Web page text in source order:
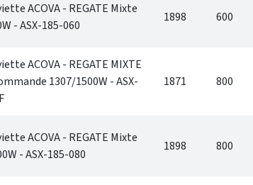
ACOVA - REGATE Mixte
- ASX-185-060
1898 600
ACOVA - REGATE MIXTE
1307/1500W - ASX-
1871 800
ACOVA - REGATE Mixte
- ASX-185-080
1898 800